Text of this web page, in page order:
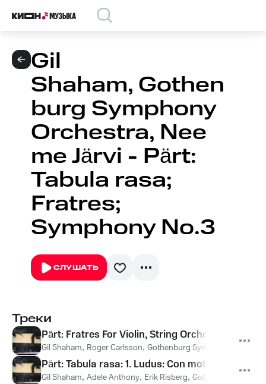
Gil
Shaham, Gothen
burg Symphony
Orchestra, Nee
me Järvi - Pärt:
Tabula rasa;
Fratres;
Symphony No.3
СЛУШАТЬ
Треки
Pärt: Fratres For Violin, String Orchestra And
Gil Shaham, Roger Carlsson, Gothenburg Symphony
Pärt: Tabula rasa: 1. Ludus: Con moto
Gil Shaham, Adele Anthony, Erik Risberg, Gothenburg